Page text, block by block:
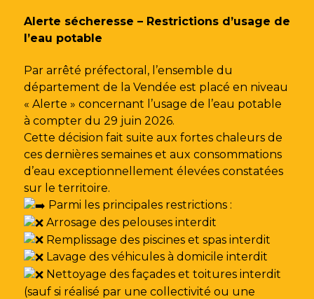
Alerte sécheresse – Restrictions d’usage de
l’eau potable
Par arrêté préfectoral, l’ensemble du
département de la Vendée est placé en niveau
« Alerte » concernant l’usage de l’eau potable
à compter du 29 juin 2026.
Cette décision fait suite aux fortes chaleurs de
ces dernières semaines et aux consommations
d’eau exceptionnellement élevées constatées
sur le territoire.
Parmi les principales restrictions :
Arrosage des pelouses interdit
Remplissage des piscines et spas interdit
Lavage des véhicules à domicile interdit
Nettoyage des façades et toitures interdit
(sauf si réalisé par une collectivité ou une